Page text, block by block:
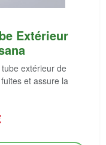
Extérieur
extérieur de
et assure la